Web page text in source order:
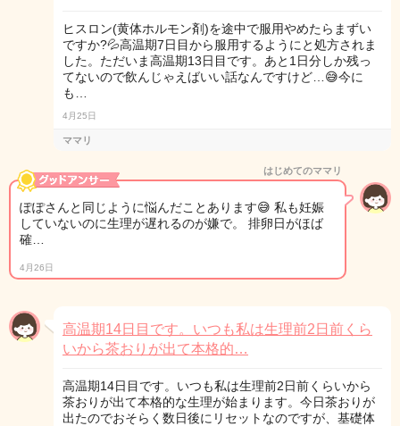
ヒスロン(黄体ホルモン剤)を途中で服用やめたらまずい
ですか?‪‪💦‬高温期7日目から服用するようにと処方されま
した。ただいま高温期13日目です。あと1日分しか残っ
てないので飲んじゃえばいい話なんですけど…😅今に
も…
4月25日
ママリ
はじめてのママリ
ぽぽさんと同じように悩んだことあります😅 私も妊娠
していないのに生理が遅れるのが嫌で。 排卵日がほば
確…
4月26日
高温期14日目です。いつも私は生理前2日前くら
いから茶おりが出て本格的…
高温期14日目です。いつも私は生理前2日前くらいから
茶おりが出て本格的な生理が始まります。今日茶おりが
出たのでおそらく数日後にリセットなのですが、基礎体